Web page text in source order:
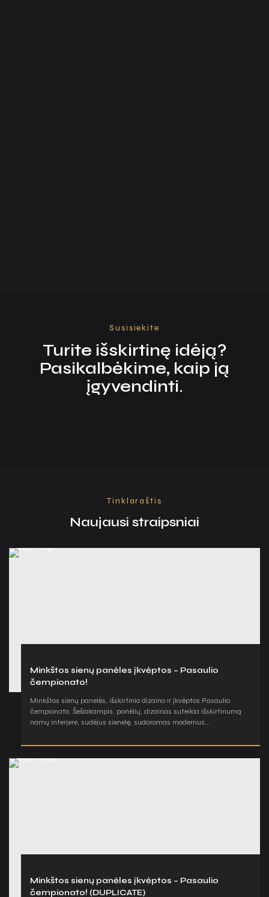
Susisiekite
Turite išskirtinę idėją?
Pasikalbėkime, kaip ją
įgyvendinti.
Tinklaraštis
Naujausi straipsniai​
Minkštos sienų panėles įkvėptos – Pasaulio
čempionato!
Minkštos sienų panelės, išskirtinio dizaino ir įkvėptos Pasaulio
čempionato. Šešiakampis, panėlių, dizainas suteikia išskirtinumą
namų interjere, sudėjus sienelę, sudaromas modernus...
Minkštos sienų panėles įkvėptos – Pasaulio
čempionato! (DUPLICATE)